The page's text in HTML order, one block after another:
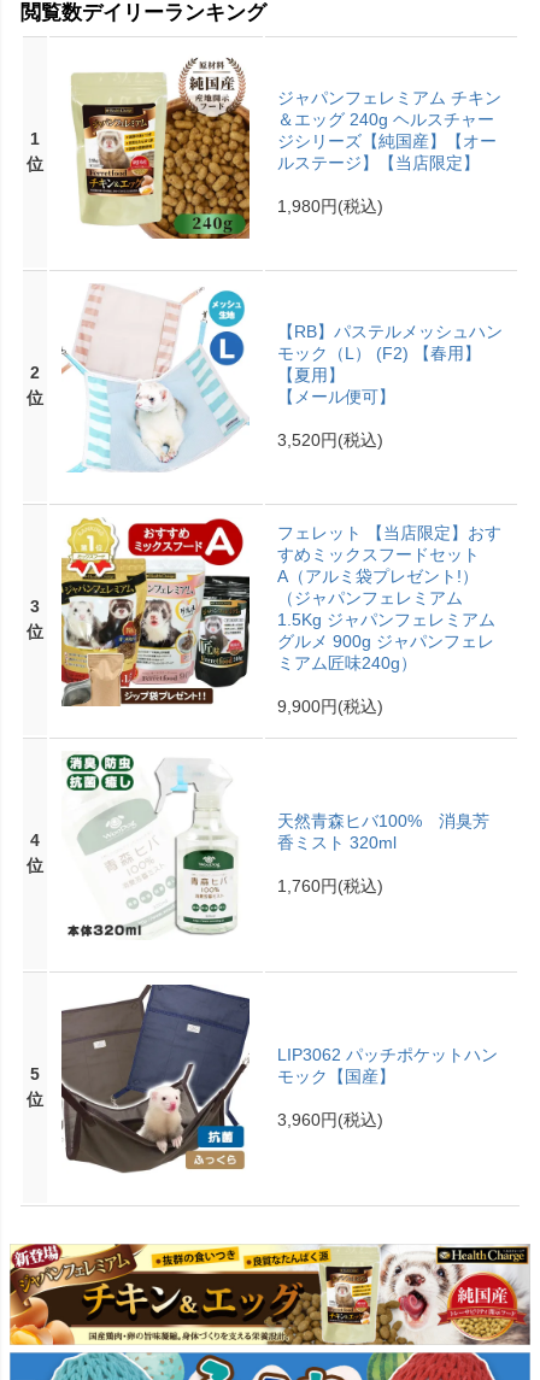
閲覧数デイリーランキング
1
位
ジャパンフェレミアム チキン
＆エッグ 240g ヘルスチャー
ジシリーズ【純国産】【オー
ルステージ】【当店限定】
1,980円(税込)
2
位
【RB】パステルメッシュハン
モック（L） (F2) 【春用】
【夏用】
【メール便可】
3,520円(税込)
3
位
フェレット 【当店限定】おす
すめミックスフードセット
A（アルミ袋プレゼント!）
（ジャパンフェレミアム
1.5Kg ジャパンフェレミアム
グルメ 900g ジャパンフェレ
ミアム匠味240g）
9,900円(税込)
4
位
天然青森ヒバ100% 消臭芳
香ミスト 320ml
1,760円(税込)
5
位
LIP3062 パッチポケットハン
モック【国産】
3,960円(税込)